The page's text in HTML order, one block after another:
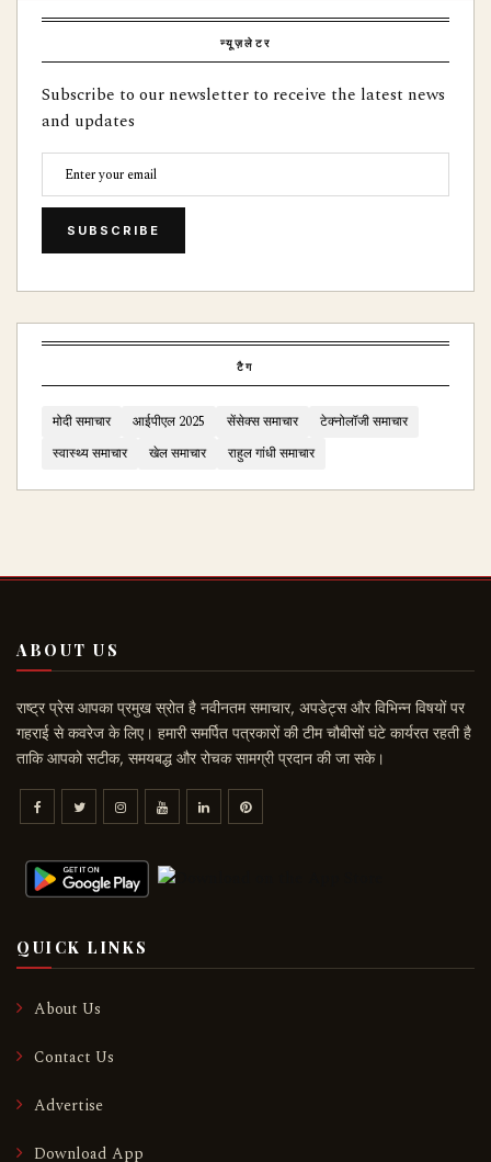
न्यूज़लेटर
Subscribe to our newsletter to receive the latest news
and updates
SUBSCRIBE
टैग
मोदी समाचार आईपीएल 2025 सेंसेक्स समाचार
टेक्नोलॉजी समाचार
स्वास्थ्य समाचार
खेल समाचार राहुल गांधी समाचार
ABOUT US
राष्ट्र प्रेस आपका प्रमुख स्रोत है नवीनतम समाचार, अपडेट्स और विभिन्न विषयों पर
गहराई से कवरेज के लिए। हमारी समर्पित पत्रकारों की टीम चौबीसों घंटे कार्यरत रहती है
ताकि आपको सटीक, समयबद्ध और रोचक सामग्री प्रदान की जा सके।
QUICK LINKS
About Us
Contact Us
Advertise
Download App